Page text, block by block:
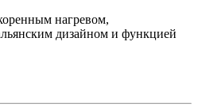
нагревом,
дизайном и функцией